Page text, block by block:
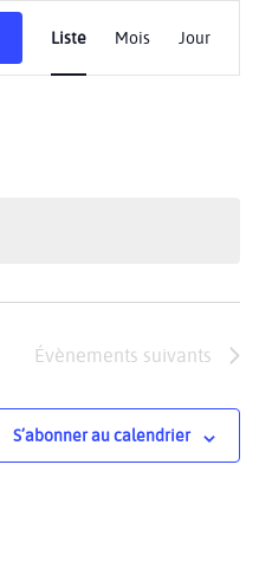
de
Liste Mois Jour
Évènements suivants
S’abonner au calendrier